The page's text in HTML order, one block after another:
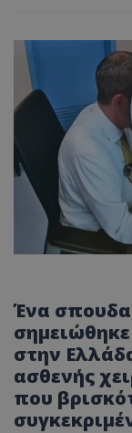
Ένα
στην
ασθενής
που